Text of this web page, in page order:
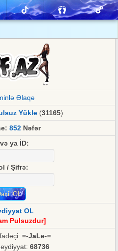
Əlaqə
Yüklə(31165)
852 Nəfər
ya İD:
/ Şifrə:
OL
Pulsuzdur]
=-JaLe-=
68736